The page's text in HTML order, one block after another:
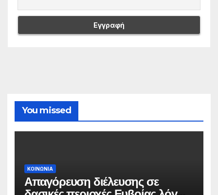
You missed
ΚΟΙΝΩΝΙΑ
Απαγόρευση διέλευσης σε